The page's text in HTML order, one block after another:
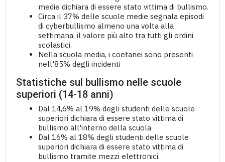
medie dichiara di essere stato vittima di bullismo.
Circa il 37% delle scuole medie segnala episodi
di cyberbullismo almeno una volta alla
settimana, il valore più alto tra tutti gli ordini
scolastici.
Nella scuola media, i coetanei sono presenti
nell'85% degli incidenti
Statistiche sul bullismo nelle scuole
superiori (14-18 anni)
Dal 14,6% al 19% degli studenti delle scuole
superiori dichiara di essere stato vittima di
bullismo all'interno della scuola.
Dal 16% al 18% degli studenti delle scuole
superiori dichiara di essere stato vittima di
bullismo tramite mezzi elettronici.